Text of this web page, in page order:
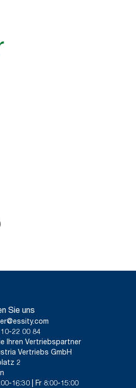
Sie uns
22 00 84
Ihren Vertriebspartner
Vertriebs GmbH
2
16:30 | Fr 8:00-15:00